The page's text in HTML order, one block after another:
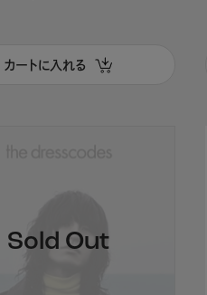
カートに入れる